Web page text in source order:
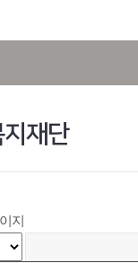
재단
지